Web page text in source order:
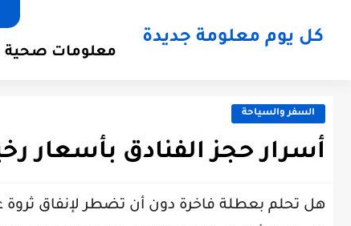
كل يوم معلومة جديدة
معلومات صحية
السفر والسياحة
أسرار حجز الفنادق بأسعار
هل تحلم بعطلة فاخرة دون أن تضطر لإنفاق ثروة